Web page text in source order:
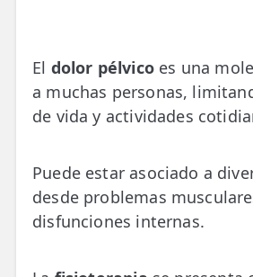
🔍 Especialidades
💆‍♀️ Tratamientos
📅 Pedir Cita
📰 Blog
El dolor pélvicoes una
a muchas personas,
de vida y actividades
Puede estar asociado a
desde problemas
disfunciones internas.